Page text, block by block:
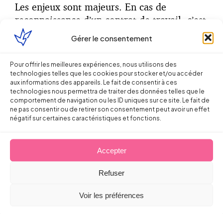
Gérer le consentement
Pour offrir les meilleures expériences, nous utilisons des
technologies telles que les cookies pour stocker et/ou accéder
aux informations des appareils. Le fait de consentir à ces
technologies nous permettra de traiter des données telles que le
comportement de navigation ou les ID uniques sur ce site. Le fait de
ne pas consentir ou de retirer son consentement peut avoir un effet
négatif sur certaines caractéristiques et fonctions.
Accepter
Refuser
Voir les préférences
Les enjeux sont majeurs. En cas de
reconnaissance d’un contrat de travail, c’est
l’ensemble des dispositions du code du
travail, notamment celles relatives à
l’exécution et à la rupture du contrat, qui
auront vocation à s’appliquer. Les
conséquences financières peuvent donc
s’avérer importantes. Ainsi, un conseiller
technique sportif peut être amené à
demander la reconnaissance d’un contrat de
travail avec la fédération et la
requalification de la fin de la collaboration
en licenciement sans cause réelle et